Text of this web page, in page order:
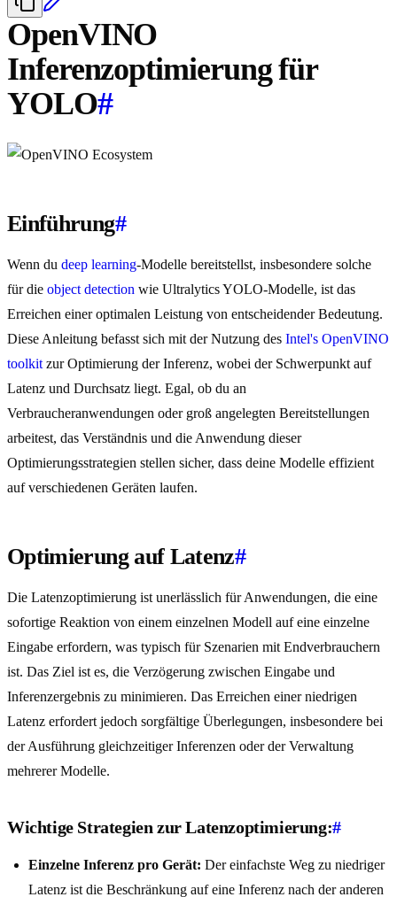
OpenVINO
Inferenzoptimierung für
YOLO#
Einführung#
Wenn du deep learning-Modelle bereitstellst, insbesondere solche
für die object detection wie Ultralytics YOLO-Modelle, ist das
Erreichen einer optimalen Leistung von entscheidender Bedeutung.
Diese Anleitung befasst sich mit der Nutzung des Intel's OpenVINO
toolkit zur Optimierung der Inferenz, wobei der Schwerpunkt auf
Latenz und Durchsatz liegt. Egal, ob du an
Verbraucheranwendungen oder groß angelegten Bereitstellungen
arbeitest, das Verständnis und die Anwendung dieser
Optimierungsstrategien stellen sicher, dass deine Modelle effizient
auf verschiedenen Geräten laufen.
Optimierung auf Latenz#
Die Latenzoptimierung ist unerlässlich für Anwendungen, die eine
sofortige Reaktion von einem einzelnen Modell auf eine einzelne
Eingabe erfordern, was typisch für Szenarien mit Endverbrauchern
ist. Das Ziel ist es, die Verzögerung zwischen Eingabe und
Inferenzergebnis zu minimieren. Das Erreichen einer niedrigen
Latenz erfordert jedoch sorgfältige Überlegungen, insbesondere bei
der Ausführung gleichzeitiger Inferenzen oder der Verwaltung
mehrerer Modelle.
Wichtige Strategien zur Latenzoptimierung:#
Einzelne Inferenz pro Gerät: Der einfachste Weg zu niedriger
Latenz ist die Beschränkung auf eine Inferenz nach der anderen